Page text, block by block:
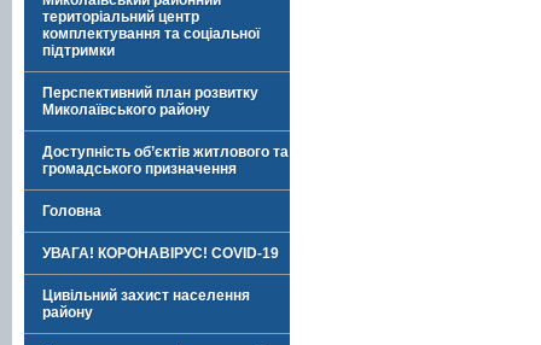
територіальний центр
комплектування та соціальної
підтримки
Перспективний план розвитку
Миколаївського району
Доступність об’єктів житлового та
громадського призначення
Головна
УВАГА! КОРОНАВІРУС! COVID-19
Цивільний захист населення
району